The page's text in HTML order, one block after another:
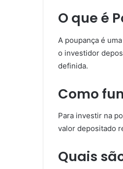
O que é
A poupança é
o investidor
definida.
Como
Para investir na
valor depositado
Quais